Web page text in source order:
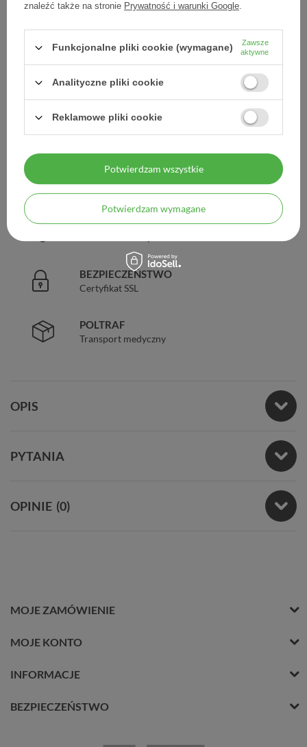
Producent:USP ZDROWIE SP. Z O.O.
DARMOWA DOSTAWA
Już od 149 zł !
DOŚWIADCZENIE
Legalna apteka od 2006 r.
ZAUFANIE
BEZPIECZEŃSTWO
Certyfikat SSL
POLTRAF
Transport medyczny
OPIS
PYTANIA
OPINIE (0)
MOJE ZAMÓWIENIE
MOJE KONTO
INFORMACJE
BEZPIECZEŃSTWO
znaleźć także na stronie Prywatność i warunki Google.
Funkcjonalne pliki cookie (wymagane)
Zawsze
aktywne
Analityczne pliki cookie
Reklamowe pliki cookie
Potwierdzam wymagane
Potwierdzam wszystkie